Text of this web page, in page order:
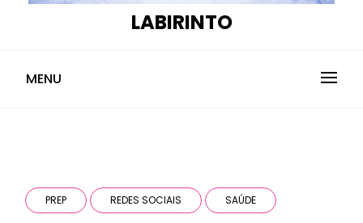
LABIRINTO
MENU
PREP REDES SOCIAIS SAÚDE